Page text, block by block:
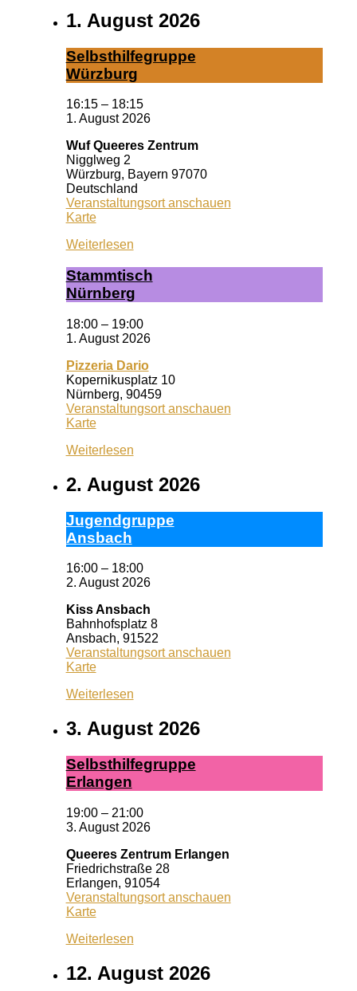
1. August 2026
Selbst­hil­fe­grup­pe
Würz­burg
16:15 – 18:15
1. August 2026
Wuf Queeres Zentrum
Nigglweg 2
Würzburg, Bayern 97070
Deutschland
Veranstaltungsort anschauen
KarteWuf
Zentrum
Weiterlesen
Stamm­tisch
Nürn­berg
18:00 – 19:00
1. August 2026
Pizzeria Dario
Kopernikusplatz 10
Nürnberg, 90459
Veranstaltungsort anschauen
KartePizzeria
Weiterlesen
2. August 2026
Ju­gend­grup­pe
Ans­bach
16:00 – 18:00
2. August 2026
Kiss Ansbach
Bahnhofsplatz 8
Ansbach, 91522
Veranstaltungsort anschauen
KarteKiss
Weiterlesen
3. August 2026
Selbst­hil­fe­grup­pe
Er­lan­gen
19:00 – 21:00
3. August 2026
Queeres Zentrum Erlangen
Friedrichstraße 28
Erlangen, 91054
Veranstaltungsort anschauen
KarteQueeres
Erlangen
Weiterlesen
12. August 2026